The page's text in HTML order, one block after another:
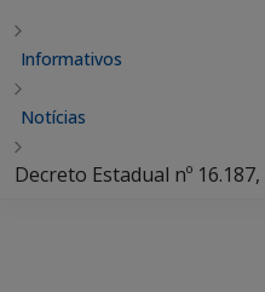
Informativos
Notícias
Decreto Estadual nº